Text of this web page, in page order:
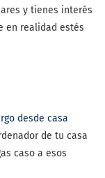
y tienes interés
en realidad estés
desde casa
de tu casa
caso a esos